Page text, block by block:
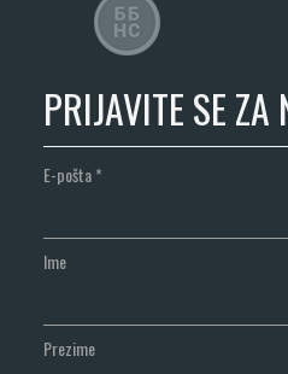
PRIJAVITE SE ZA
E-pošta*
Ime
Prezime